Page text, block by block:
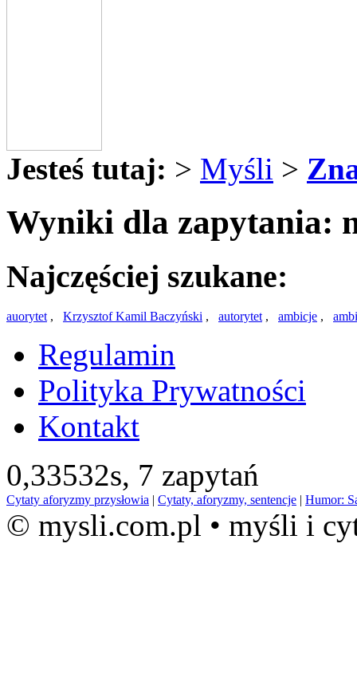
Jesteś tutaj: > Myśli >
Wyniki dla zapytania:
Najczęściej szukane:
auorytet, Krzysztof Kamil Baczyński , autorytet, ambicje ,
Regulamin
Polityka Prywatności
Kontakt
0,33532s, 7 zapytań
Cytaty aforyzmy przysłowia | Cytaty, aforyzmy, sentencje | Humor:
© mysli.com.pl • myśli i